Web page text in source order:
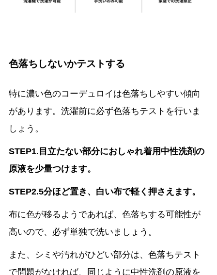
色落ちしないかテストする
特に濃い色のコーデュロイは色落ちしやすい傾向
があります。洗濯前に必ず色落ちテストを行いま
しょう。
STEP1.目立たない部分におしゃれ着用中性洗剤の
原液を少量つけます。
STEP2.5分ほど置き、白い布で軽く押さえます。
布に色が移るようであれば、色落ちする可能性が
高いので、必ず単独で洗いましょう。
また、シミや汚れがひどい部分は、色落ちテスト
で問題がなければ、同じように中性洗剤の原液を